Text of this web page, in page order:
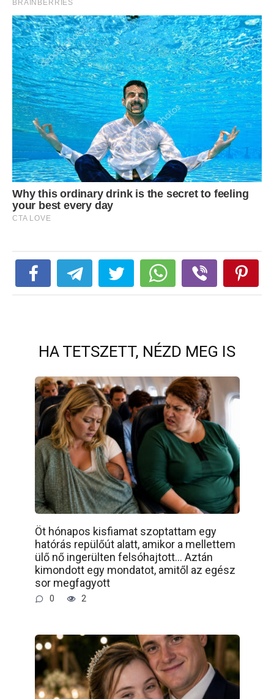
HA TETSZETT, NÉZD MEG IS
Öt hónapos kisfiamat szoptattam egy
hatórás repülőút alatt, amikor a mellettem
ülő nő ingerülten felsóhajtott… Aztán
kimondott egy mondatot, amitől az egész
sor megfagyott
0 2